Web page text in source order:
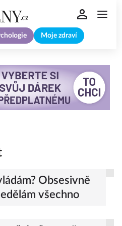
Moje zdraví
Obsesivně
všechno